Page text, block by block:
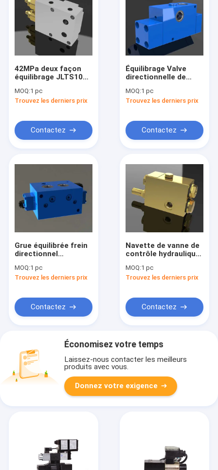
42MPa deux façon
équilibrage JLTS100
hydraulique
directionnel
MOQ:1 pc
Trouvez les derniers prix
Contactez
Équilibrage Valve
directionnelle de
hydraulique pour
pelles, Bulldozers
MOQ:1 pc
Trouvez les derniers prix
Contactez
Grue équilibrée frein
directionnel
cartouche Valve PZF-
F15L-B
MOQ:1 pc
Trouvez les derniers prix
Contactez
Navette de vanne de
contrôle hydraulique
One Way QY12-F4
MOQ:1 pc
Trouvez les derniers prix
Contactez
Économisez votre temps
Laissez-nous contacter les meilleurs
produits avec vous.
Donnez votre exigence